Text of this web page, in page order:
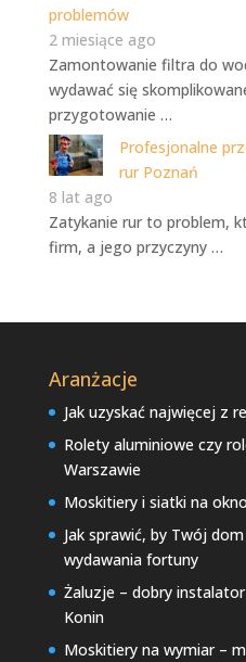
problemów
2 miesiące ago
Zamontowanie filtra do
wydawać się
przygotowanie …
Profesjonalne
rur Poznań
8 lat ago
Zatykanie rur to problem,
firm, a jego przyczyny …
Aranżacje
Jak uzyskać najwięcej z
Rolety aluminiowe czy
Warszawie
Moskitiery i siatki na okno
Jak sprawić, by Twój
wydawania fortuny
Żaluzje – dobry
Konin
Moskitiery na wymiar –